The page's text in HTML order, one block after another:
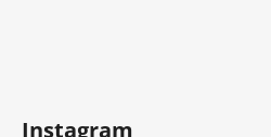
Instagram